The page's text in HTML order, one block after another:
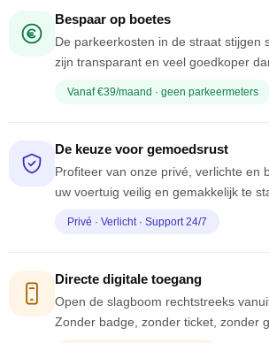
Bespaar op boetes
De parkeerkosten in de straat stijgen
zijn transparant en veel goedkoper
Vanaf €39/maand · geen parkeermeters
De keuze voor gemoedsrust
Profiteer van onze privé, verlichte en
uw voertuig veilig en gemakkelijk te
Privé · Verlicht · Support 24/7
Directe digitale toegang
Open de slagboom rechtstreeks
Zonder badge, zonder ticket, zonder